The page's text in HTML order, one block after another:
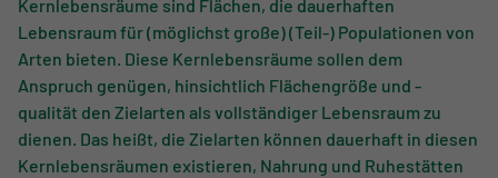
Kernlebensräume sind Flächen, die dauerhaften
Lebensraum für (möglichst große) (Teil-) Populationen von
Arten bieten. Diese Kernlebensräume sollen dem
Anspruch genügen, hinsichtlich Flächengröße und -
qualität den Zielarten als vollständiger Lebensraum zu
dienen. Das heißt, die Zielarten können dauerhaft in diesen
Kernlebensräumen existieren, Nahrung und Ruhestätten